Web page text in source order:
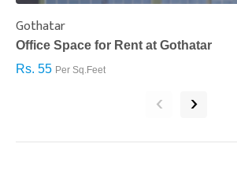
Gothatar
Office Space for Rent at Gothatar
Rs. 55 Per Sq.Feet
‹ ›